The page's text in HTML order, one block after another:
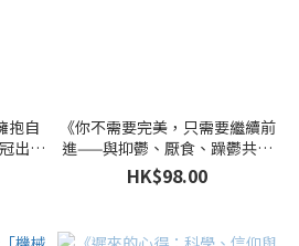
抱自
出版
《你不需要完美，只需要繼續前
進——與抑鬱、厭食、躁鬱共存
的女生自白》｜鄧曉華 著｜突破
出版社
HK$98.00